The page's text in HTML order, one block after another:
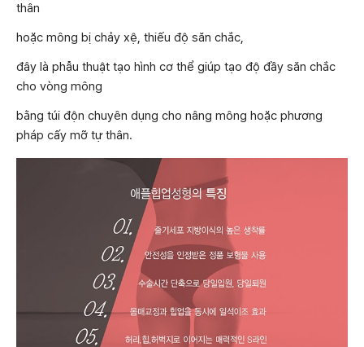
thân
hoặc mông bị chảy xệ, thiếu độ săn chắc,
đây là phẫu thuật tạo hình cơ thể giúp tạo độ đầy săn chắc
cho vòng mông
bằng túi độn chuyên dụng cho nâng mông hoặc phương
pháp cấy mỡ tự thân.